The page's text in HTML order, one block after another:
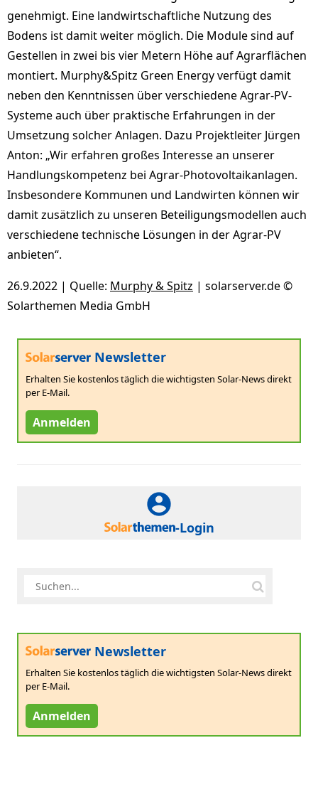
genehmigt. Eine landwirtschaftliche Nutzung des
Bodens ist damit weiter möglich. Die Module sind auf
Gestellen in zwei bis vier Metern Höhe auf Agrarflächen
montiert. Murphy&Spitz Green Energy verfügt damit
neben den Kenntnissen über verschiedene Agrar-PV-
Systeme auch über praktische Erfahrungen in der
Umsetzung solcher Anlagen. Dazu Projektleiter Jürgen
Anton: „Wir erfahren großes Interesse an unserer
Handlungskompetenz bei Agrar-Photovoltaikanlagen.
Insbesondere Kommunen und Landwirten können wir
damit zusätzlich zu unseren Beteiligungsmodellen auch
verschiedene technische Lösungen in der Agrar-PV
anbieten“.
26.9.2022 | Quelle: Murphy & Spitz | solarserver.de ©
Solarthemen Media GmbH
Newsletter
Erhalten Sie kostenlos täglich die wichtigsten Solar-News direkt
per E-Mail.
Anmelden
-Login
Newsletter
Erhalten Sie kostenlos täglich die wichtigsten Solar-News direkt
per E-Mail.
Anmelden